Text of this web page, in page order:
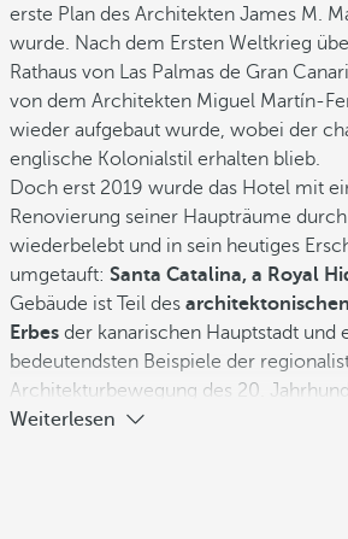
erste Plan des Architekten James M.
wurde. Nach dem Ersten Weltkrieg
Rathaus von Las Palmas de Gran
von dem Architekten Miguel Martín-
wieder aufgebaut wurde, wobei der
englische Kolonialstil erhalten blieb.
Doch erst 2019 wurde das Hotel mit
Renovierung seiner Haupträume
wiederbelebt und in sein heutiges
umgetauft: Santa Catalina, a Royal
Gebäude ist Teil des
Erbes der kanarischen Hauptstadt und
bedeutendsten Beispiele der
Architekturbewegung des 20.
Weiterlesen